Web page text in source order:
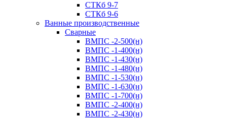
СТКб 9-7
СТКб 9-6
Ванные производственные
Cварные
ВМПС -2-500(н)
ВМПС -1-400(н)
ВМПС -1-430(н)
ВМПС -1-480(н)
ВМПС -1-530(н)
ВМПС -1-630(н)
ВМПС -1-700(н)
ВМПС -2-400(н)
ВМПС -2-430(н)